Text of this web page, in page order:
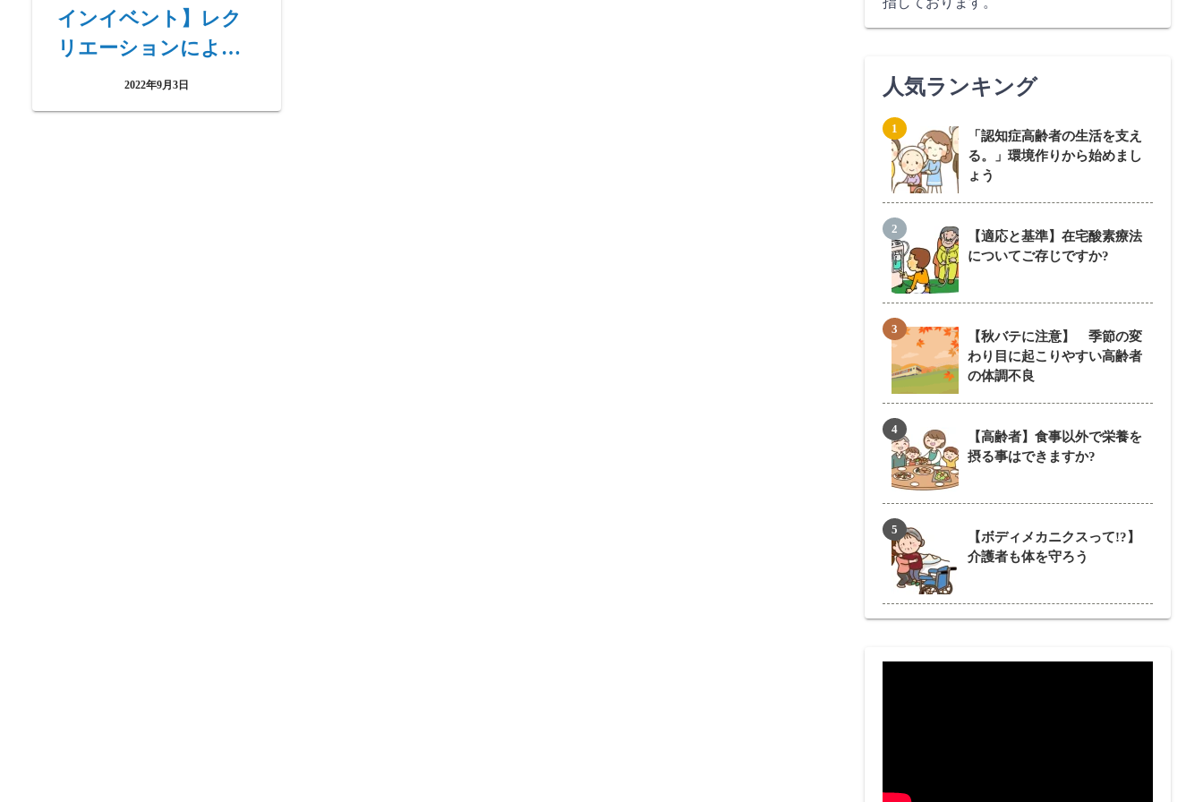
インイベント】レク
リエーションによっ
て得られる効果とは?
2022年9月3日 人気ランキング
「認知症高齢者の生活を支え
る。」環境作りから始めまし
ょう
【適応と基準】在宅酸素療法
についてご存じですか?
【秋バテに注意】 季節の変
わり目に起こりやすい高齢者
の体調不良
【高齢者】食事以外で栄養を
摂る事はできますか?
【ボディメカニクスって!?】
介護者も体を守ろう